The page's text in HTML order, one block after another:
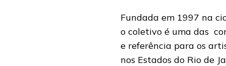
Fundada em 1997 na
o coletivo é uma das
e referência para os
nos Estados do Rio de